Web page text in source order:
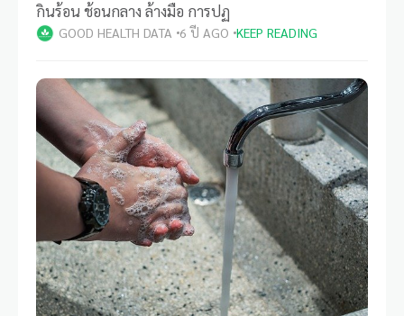
กินร้อน ช้อนกลาง ล้างมือ การปฏ
GOOD HEALTH DATA 6 ปี AGO KEEP READING